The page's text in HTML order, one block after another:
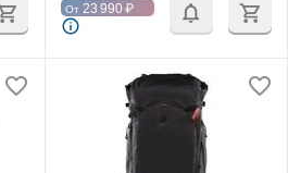
От 23 990 ₽